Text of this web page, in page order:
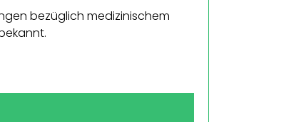
bezüglich medizinischem